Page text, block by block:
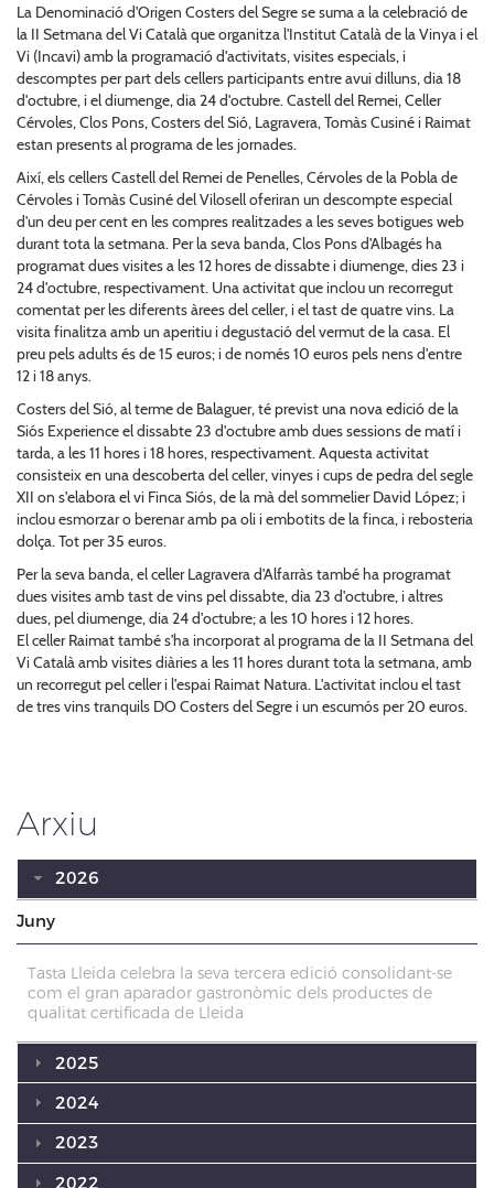
La Denominació d'Origen Costers del Segre se suma a la celebració de
la II Setmana del Vi Català que organitza l'Institut Català de la Vinya i el
Vi (Incavi) amb la programació d'activitats, visites especials, i
descomptes per part dels cellers participants entre avui dilluns, dia 18
d'octubre, i el diumenge, dia 24 d'octubre. Castell del Remei, Celler
Cérvoles, Clos Pons, Costers del Sió, Lagravera, Tomàs Cusiné i Raimat
estan presents al programa de les jornades.
Així, els cellers Castell del Remei de Penelles, Cérvoles de la Pobla de
Cérvoles i Tomàs Cusiné del Vilosell oferiran un descompte especial
d'un deu per cent en les compres realitzades a les seves botigues web
durant tota la setmana. Per la seva banda, Clos Pons d'Albagés ha
programat dues visites a les 12 hores de dissabte i diumenge, dies 23 i
24 d'octubre, respectivament. Una activitat que inclou un recorregut
comentat per les diferents àrees del celler, i el tast de quatre vins. La
visita finalitza amb un aperitiu i degustació del vermut de la casa. El
preu pels adults és de 15 euros; i de només 10 euros pels nens d'entre
12 i 18 anys.
Costers del Sió, al terme de Balaguer, té previst una nova edició de la
Siós Experience el dissabte 23 d'octubre amb dues sessions de matí i
tarda, a les 11 hores i 18 hores, respectivament. Aquesta activitat
consisteix en una descoberta del celler, vinyes i cups de pedra del segle
XII on s'elabora el vi Finca Siós, de la mà del sommelier David López; i
inclou esmorzar o berenar amb pa oli i embotits de la finca, i rebosteria
dolça. Tot per 35 euros.
Per la seva banda, el celler Lagravera d'Alfarràs també ha programat
dues visites amb tast de vins pel dissabte, dia 23 d'octubre, i altres
dues, pel diumenge, dia 24 d'octubre; a les 10 hores i 12 hores.
El celler Raimat també s'ha incorporat al programa de la II Setmana del
Vi Català amb visites diàries a les 11 hores durant tota la setmana, amb
un recorregut pel celler i l'espai Raimat Natura. L'activitat inclou el tast
de tres vins tranquils DO Costers del Segre i un escumós per 20 euros.
Arxiu
2026
Juny
Tasta Lleida celebra la seva tercera edició consolidant-se
com el gran aparador gastronòmic dels productes de
qualitat certificada de Lleida
2025
2024
2023
2022